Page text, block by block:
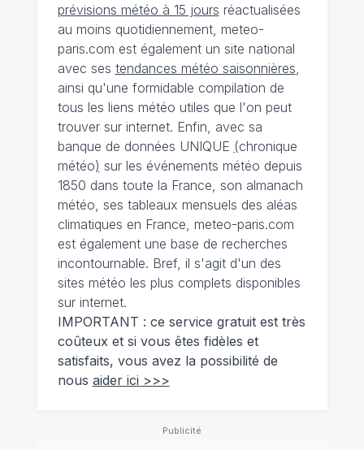
prévisions météo à 15 jours réactualisées
au moins quotidiennement, meteo-
paris.com est également un site national
avec ses tendances météo saisonnières,
ainsi qu'une formidable compilation de
tous les liens météo utiles que l'on peut
trouver sur internet. Enfin, avec sa
banque de données UNIQUE (chronique
météo) sur les événements météo depuis
1850 dans toute la France, son almanach
météo, ses tableaux mensuels des aléas
climatiques en France, meteo-paris.com
est également une base de recherches
incontournable. Bref, il s'agit d'un des
sites météo les plus complets disponibles
sur internet.
IMPORTANT : ce service gratuit est très
coûteux et si vous êtes fidèles et
satisfaits, vous avez la possibilité de
nous aider ici >>>